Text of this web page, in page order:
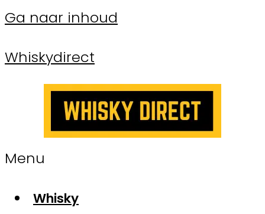
Ga naar inhoud
Whiskydirect
Menu
Whisky